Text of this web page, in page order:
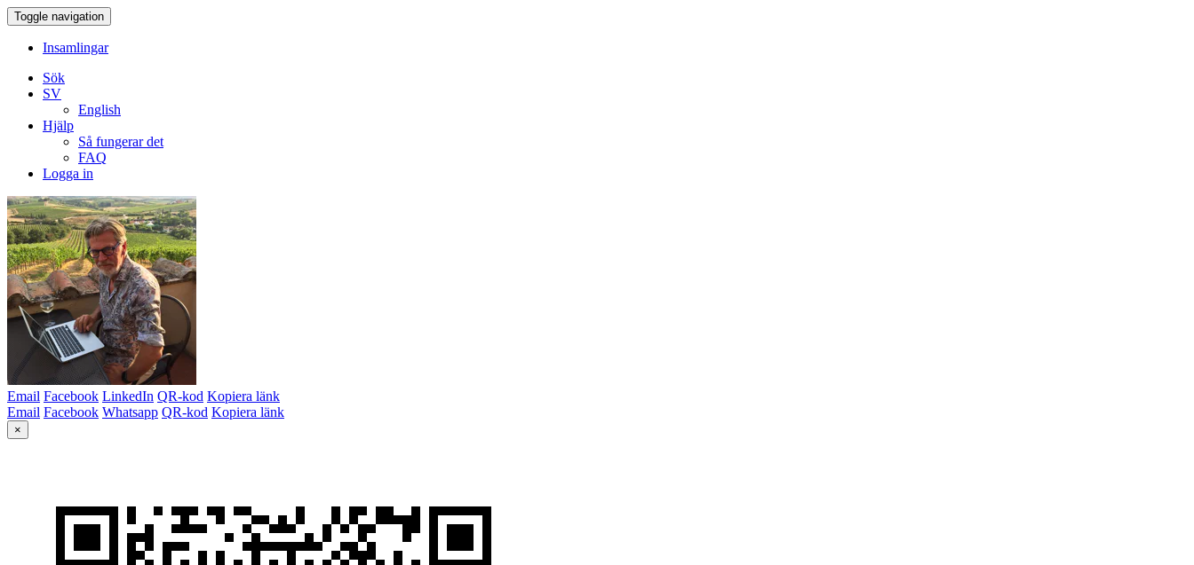
Toggle navigation
Insamlingar
Sök
SV
English
Hjälp
Så fungerar det
FAQ
Logga in
Email Facebook LinkedIn QR-kod Kopiera länk
Email Facebook Whatsapp QR-kod Kopiera länk
×